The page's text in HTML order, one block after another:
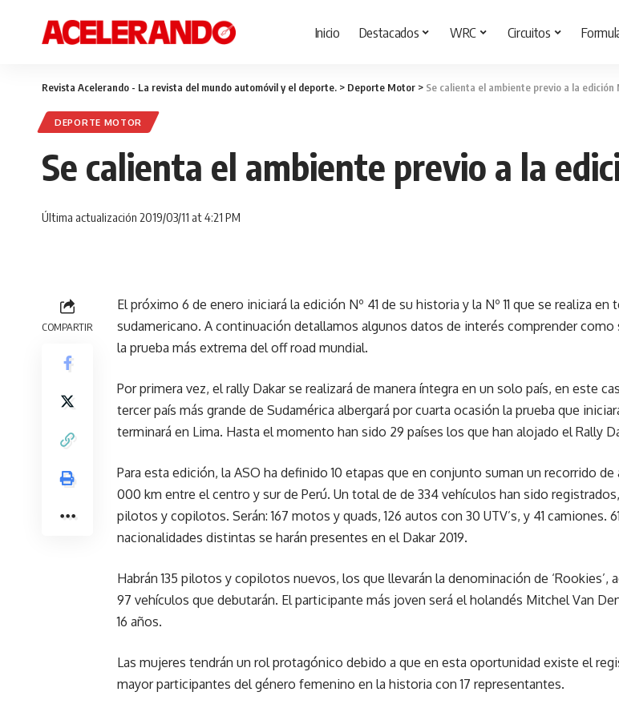
Inicio Destacados WRC Circuitos
Revista Acelerando - La revista del mundo automóvil y el deporte. > Deporte Motor > Se calienta el ambiente previo a la edición
DEPORTE MOTOR
Se calienta el ambiente previo a la
Última actualización 2019/03/11 at 4:21 PM
COMPARTIR
El próximo 6 de enero iniciará la edición Nº 41 de su historia y la Nº 11 que se realiza en
sudamericano. A continuación detallamos algunos datos de interés comprender como
la prueba más extrema del off road mundial.
Por primera vez, el rally Dakar se realizará de manera íntegra en un solo país, en este
tercer país más grande de Sudamérica albergará por cuarta ocasión la prueba que
terminará en Lima. Hasta el momento han sido 29 países los que han alojado el Rally
Para esta edición, la ASO ha definido 10 etapas que en conjunto suman un recorrido de
000 km entre el centro y sur de Perú. Un total de de 334 vehículos han sido
pilotos y copilotos. Serán: 167 motos y quads, 126 autos con 30 UTV’s, y 41 camiones. 61
nacionalidades distintas se harán presentes en el Dakar 2019.
Habrán 135 pilotos y copilotos nuevos, los que llevarán la denominación de ‘Rookies’,
97 vehículos que debutarán. El participante más joven será el holandés Mitchel Van
16 años.
Las mujeres tendrán un rol protagónico debido a que en esta oportunidad existe el
mayor participantes del género femenino en la historia con 17 representantes.